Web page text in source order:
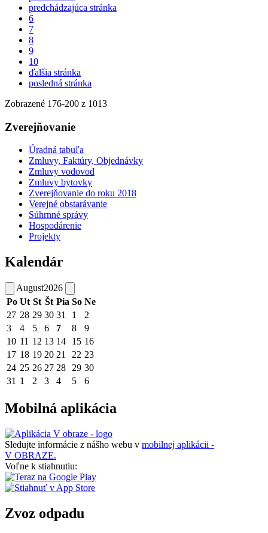
predchádzajúca stránka
6
7
8
9
10
ďalšia stránka
posledná stránka
Zobrazené 176-200 z 1013
Zverejňovanie
Úradná tabuľa
Zmluvy, Faktúry, Objednávky
Zmluvy vodovod
Zmluvy bytovky
Zverejňovanie do roku 2018
Verejné obstarávanie
Súhrnné správy
Hospodárenie
Projekty
Kalendár
August2026
Po Ut St Št Pia So Ne
27 28 29 30 31 1
2
3
4 5 6 7 8
9
10 11 12 13 14 15 16
17 18 19 20 21 22 23
24 25 26 27 28 29 30
31 1 2 3 4 5 6
Mobilná aplikácia
Sledujte informácie z nášho webu v mobilnej aplikácii -
V OBRAZE.
Voľne k stiahnutiu:
Zvoz odpadu